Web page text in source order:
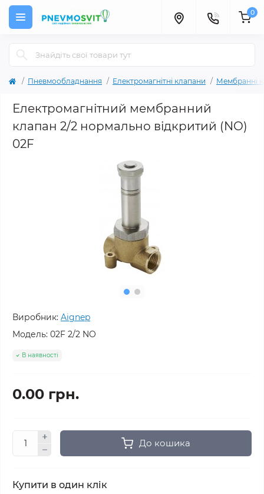
0
Пневмообладнання Електромагнітні клапани Мембранні
Електромагнітний мембранний
клапан 2/2 нормально відкритий (NO)
02F
Виробник: Aignep
Модель: 02F 2/2 NO
В наявності
0.00 грн.
До кошика
Купити в один клік